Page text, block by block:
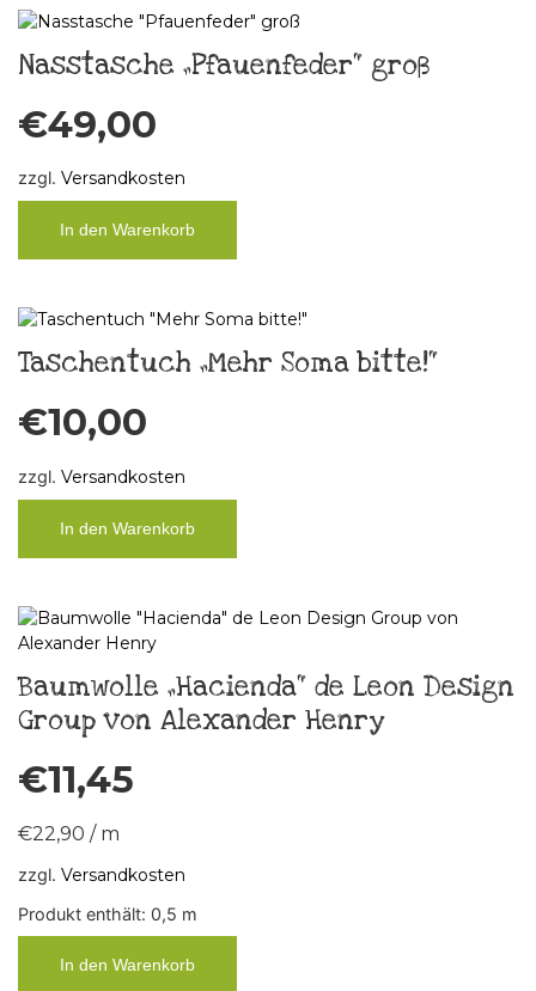
Nasstasche „Pfauenfeder“ groß
€49,00
zzgl. Versandkosten
In den Warenkorb
Taschentuch „Mehr Soma bitte!“
€10,00
zzgl. Versandkosten
In den Warenkorb
Baumwolle „Hacienda“ de Leon Design
Group von Alexander Henry
€11,45
€22,90 / m
zzgl. Versandkosten
Produkt enthält: 0,5 m
In den Warenkorb